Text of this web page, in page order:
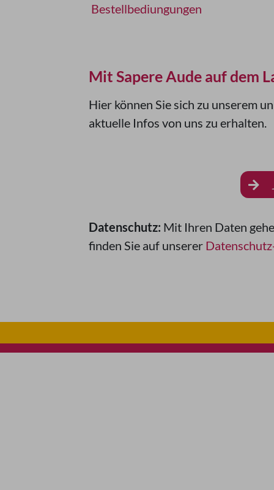
Bestellbediungungen
Mit Sapere Aude auf dem
Hier können Sie sich zu unserem
aktuelle Infos von uns zu erhalten.
Datenschutz: Mit Ihren Daten
finden Sie auf unserer